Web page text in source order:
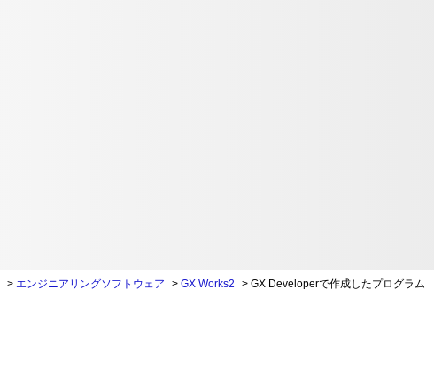
> エンジニアリングソフトウェア > GX Works2 > GX Developerで作成したプログラム